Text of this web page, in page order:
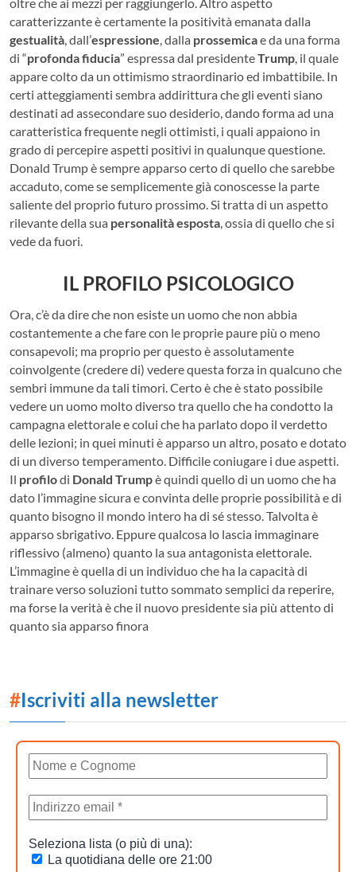
oltre che ai mezzi per raggiungerlo. Altro aspetto
caratterizzante è certamente la positività emanata dalla
gestualità, dall’espressione, dalla prossemicae da una forma
di “profonda fiducia” espressa dal presidenteTrump, il quale
appare colto da un ottimismo straordinario ed imbattibile. In
certi atteggiamenti sembra addirittura che gli eventi siano
destinati ad assecondare suo desiderio, dando forma ad una
caratteristica frequente negli ottimisti, i quali appaiono in
grado di percepire aspetti positivi in qualunque questione.
Donald Trump è sempre apparso certo di quello che sarebbe
accaduto, come se semplicemente già conoscesse la parte
saliente del proprio futuro prossimo. Si tratta di un aspetto
rilevante della sua personalità esposta, ossia di quello che si
vede da fuori.
IL PROFILO PSICOLOGICO
Ora, c’è da dire che non esiste un uomo che non abbia
costantemente a che fare con le proprie paure più o meno
consapevoli; ma proprio per questo è assolutamente
coinvolgente (credere di) vedere questa forza in qualcuno che
sembri immune da tali timori. Certo è che è stato possibile
vedere un uomo molto diverso tra quello che ha condotto la
campagna elettorale e colui che ha parlato dopo il verdetto
delle lezioni; in quei minuti è apparso un altro, posato e dotato
di un diverso temperamento. Difficile coniugare i due aspetti.
Il profilodi Donald Trumpè quindi quello di un uomo che ha
dato l’immagine sicura e convinta delle proprie possibilità e di
quanto bisogno il mondo intero ha di sé stesso. Talvolta è
apparso sbrigativo. Eppure qualcosa lo lascia immaginare
riflessivo (almeno) quanto la sua antagonista elettorale.
L’immagine è quella di un individuo che ha la capacità di
trainare verso soluzioni tutto sommato semplici da reperire,
ma forse la verità è che il nuovo presidente sia più attento di
quanto sia apparso finora
#Iscriviti alla newsletter